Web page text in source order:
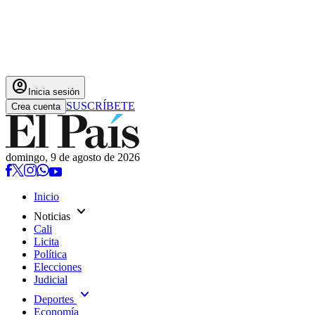
account_circle Inicia sesión
Crea cuenta SUSCRÍBETE
domingo, 9 de agosto de 2026
Inicio
Noticias expand_more
Cali
Licita
Política
Elecciones
Judicial
Deportes expand_more
Economía